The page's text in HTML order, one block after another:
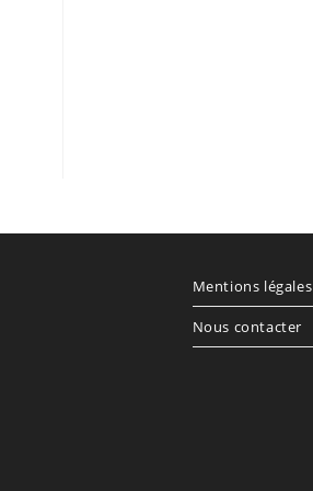
Mentions légales
Nous contacter